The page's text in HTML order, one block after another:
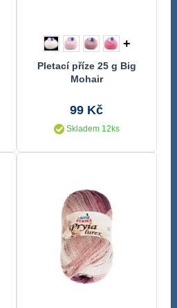
+
Pletací příze 25 g Big
Mohair
99 Kč
Skladem 12ks